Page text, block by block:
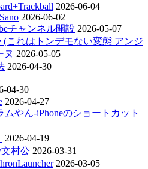
2026-06-04
2026-06-02
チャンネル開設 2026-05-07
(これはトンデモない変態 アンジ
ヌ 2026-05-05
2026-04-30
04-30
2026-04-27
やん-iPhoneのショートカット
2026-04-19
村公 2026-03-31
2026-03-05